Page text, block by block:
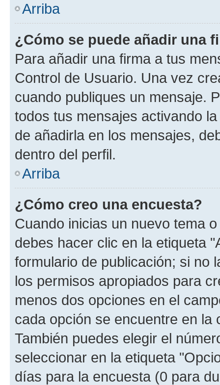
Arriba
¿Cómo se puede añadir una
Para añadir una firma a tus
Control de Usuario. Una vez
cuando publiques un mensaje.
todos tus mensajes activando
de añadirla en los mensajes,
dentro del perfil.
Arriba
¿Cómo creo una encuesta?
Cuando inicias un nuevo tema
debes hacer clic en la etiqueta
formulario de publicación; si no
los permisos apropiados para
menos dos opciones en el
cada opción se encuentre en
También puedes elegir el
seleccionar en la etiqueta
días para la encuesta (0 para